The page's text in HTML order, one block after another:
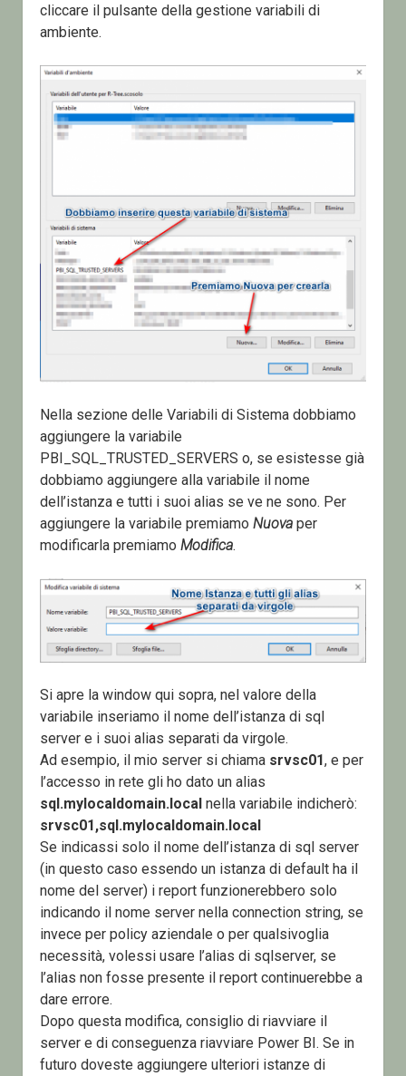
cliccare il pulsante della gestione variabili di
ambiente.
Nella sezione delle Variabili di Sistema dobbiamo
aggiungere la variabile
PBI_SQL_TRUSTED_SERVERS o, se esistesse già
dobbiamo aggiungere alla variabile il nome
dell’istanza e tutti i suoi alias se ve ne sono. Per
aggiungere la variabile premiamo Nuova per
modificarla premiamo Modifica.
Si apre la window qui sopra, nel valore della
variabile inseriamo il nome dell’istanza di sql
server e i suoi alias separati da virgole.
Ad esempio, il mio server si chiama srvsc01, e per
l’accesso in rete gli ho dato un alias
sql.mylocaldomain.localnella variabile indicherò:
srvsc01,sql.mylocaldomain.local
Se indicassi solo il nome dell’istanza di sql server
(in questo caso essendo un istanza di default ha il
nome del server) i report funzionerebbero solo
indicando il nome server nella connection string, se
invece per policy aziendale o per qualsivoglia
necessità, volessi usare l’alias di sqlserver, se
l’alias non fosse presente il report continuerebbe a
dare errore.
Dopo questa modifica, consiglio di riavviare il
server e di conseguenza riavviare Power BI. Se in
futuro doveste aggiungere ulteriori istanze di